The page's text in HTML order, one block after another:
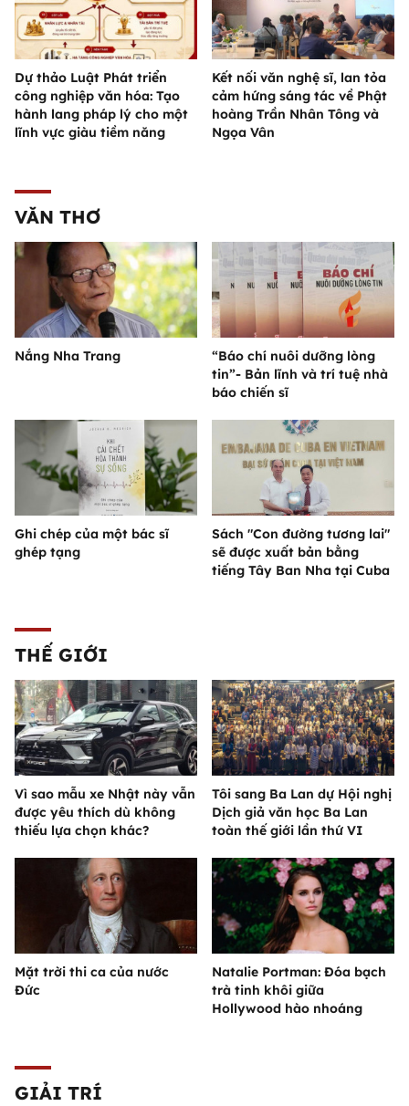
Dự thảo Luật Phát triển
công nghiệp văn hóa: Tạo
hành lang pháp lý cho một
lĩnh vực giàu tiềm năng
Kết nối văn nghệ sĩ, lan tỏa
cảm hứng sáng tác về Phật
hoàng Trần Nhân Tông và
Ngọa Vân
VĂN THƠ
Nắng Nha Trang
“Báo chí nuôi dưỡng lòng
tin”- Bản lĩnh và trí tuệ nhà
báo chiến sĩ
Ghi chép của một bác sĩ
ghép tạng
Sách "Con đường tương lai"
sẽ được xuất bản bằng
tiếng Tây Ban Nha tại Cuba
THẾ GIỚI
Vì sao mẫu xe Nhật này vẫn
được yêu thích dù không
thiếu lựa chọn khác?
Tôi sang Ba Lan dự Hội nghị
Dịch giả văn học Ba Lan
toàn thế giới lần thứ VI
Mặt trời thi ca của nước
Đức
Natalie Portman: Đóa bạch
trà tinh khôi giữa
Hollywood hào nhoáng
GIẢI TRÍ